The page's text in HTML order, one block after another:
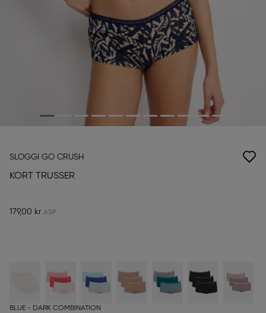
SLOGGI GO CRUSH
KORT TRUSSER
179,00 kr
BLUE - DARK COMBINATION